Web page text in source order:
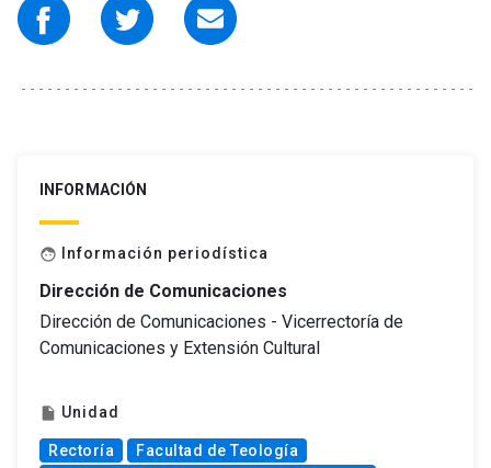
INFORMACIÓN
face Información periodística
Dirección de Comunicaciones
Dirección de Comunicaciones - Vicerrectoría de
Comunicaciones y Extensión Cultural
insert_drive_file Unidad
Rectoría
Facultad de Teología